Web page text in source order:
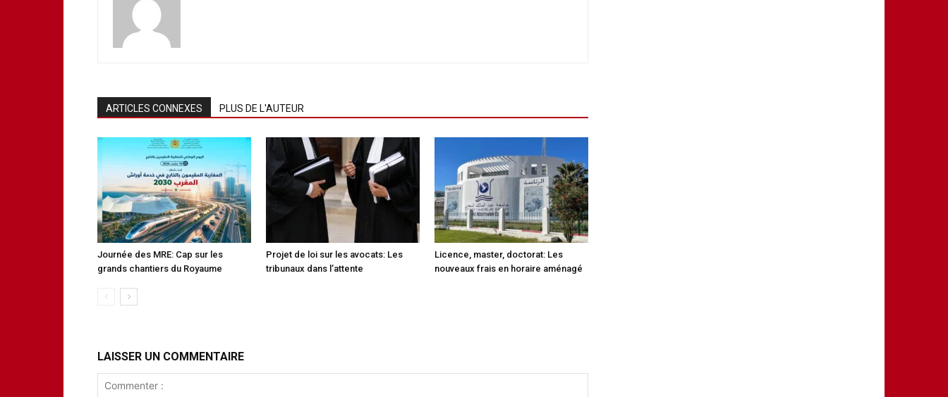
ARTICLES CONNEXES PLUS DE L'AUTEUR
Journée des MRE: Cap sur les
grands chantiers du Royaume
Projet de loi sur les avocats: Les
tribunaux dans l’attente
Licence, master, doctorat: Les
nouveaux frais en horaire aménagé
LAISSER UN COMMENTAIRE